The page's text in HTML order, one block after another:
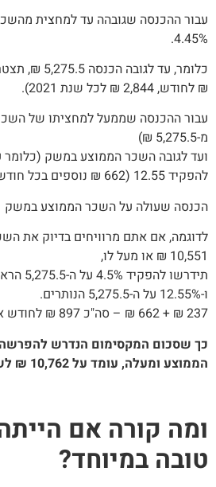
עבור ההכנסה שגובהה עד למחצית
4.45%.
₪ לחודש, 2,844 ₪ לכל שנת 2021).
עבור ההכנסה שממעל למחציתו של
מ-5,275.5 ₪)
להפקיד 12.55 (662 ₪ נוספים בכל חודש).
הכנסה שעולה על השכר הממוצע במשק
לדוגמה, אם אתם מרוויחים בדיוק את
10,551 ₪ או מעל לו,
תידרשו להפקיד 4.5% על ה-5,275.5 הראשונים
ו-12.55% על ה-5,275.5 הנותרים.
237 ₪ + 662 ₪ – סה"כ 897 ₪ לחודש או 10,762 ₪ לשנה.
כך שסכום המקסימום הנדרש
הממוצע ומעלה, עומד על 10,762 ₪ לשנת 2021.
ומה קורה אם
טובה במיוחד?